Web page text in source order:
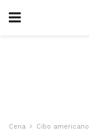
Cena Cibo americano